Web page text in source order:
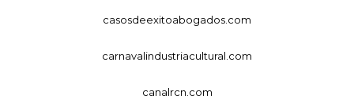
casosdeexitoabogados.com
carnavalindustriacultural.com
canalrcn.com